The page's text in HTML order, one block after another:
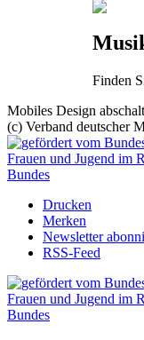
Finden
Mobiles Design
(c) Verband deutscher
Drucken
Merken
Newsletter
RSS-Feed